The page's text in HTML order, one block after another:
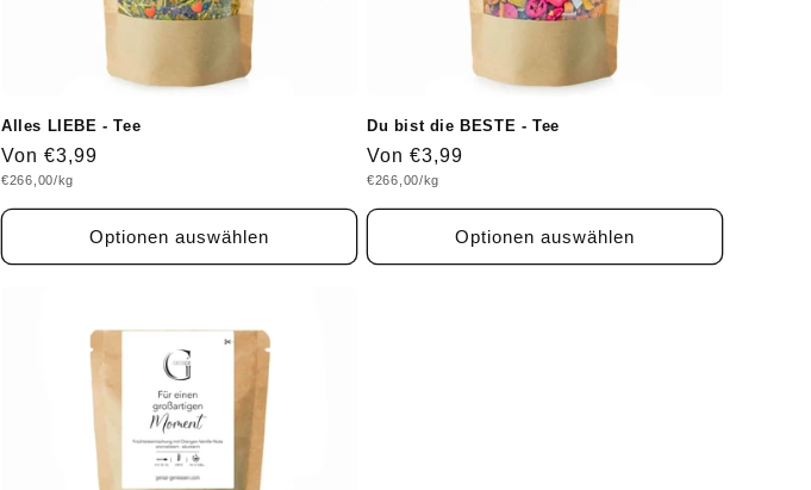
Alles LIEBE - Tee
Normaler
Preis
Von €3,99
Grundpreis
€266,00/kg
Optionen auswählen
Du bist die BESTE - Tee
Normaler
Preis
Von €3,99
Grundpreis
€266,00/kg
Optionen auswählen